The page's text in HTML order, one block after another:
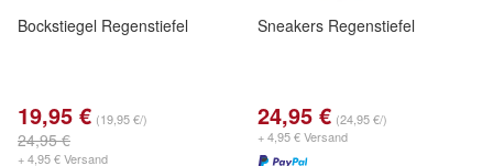
Bockstiegel Regenstiefel
19,95 € (19,95 €/)
24,95 €
+ 4,95 € Versand
Sneakers Regenstiefel
24,95 € (24,95 €/)
+ 4,95 € Versand